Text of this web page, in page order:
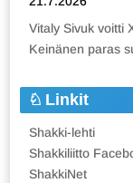
Vitaly Sivuk voitti
Keinänen paras
Linkit
Shakki-lehti
Shakkiliitto
ShakkiNet